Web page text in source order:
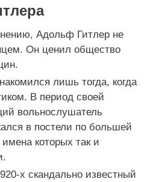
Адольф Гитлер не
Он ценил общество
лишь тогда, когда
В период своей
вольнослушатель
в постели по большей
которых так и
х скандально известный